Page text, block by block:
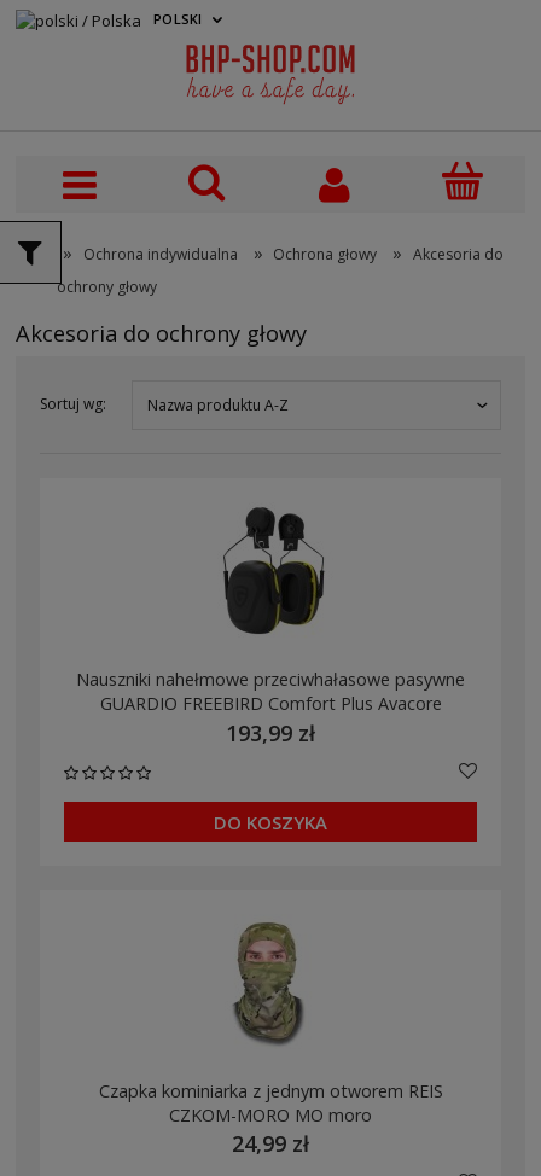
» Ochrona indywidualna » Ochrona głowy » Akcesoria do
ochrony głowy
POLSKI
Akcesoria do ochrony głowy
Sortuj wg: Nazwa produktu A-Z
Nauszniki nahełmowe przeciwhałasowe pasywne
GUARDIO FREEBIRD Comfort Plus Avacore
193,99 zł
DO KOSZYKA
Czapka kominiarka z jednym otworem REIS
CZKOM-MORO MO moro
24,99 zł